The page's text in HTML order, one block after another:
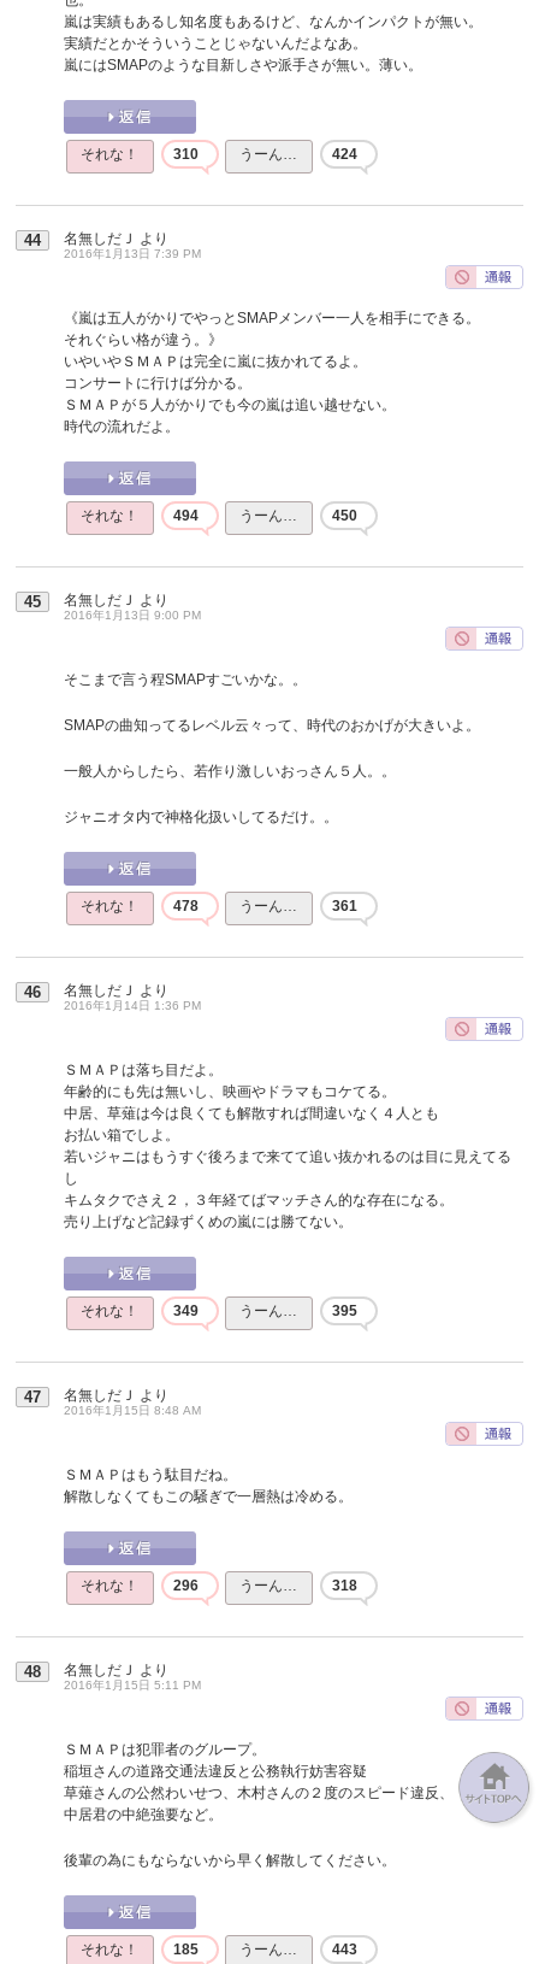
嵐は実績もあるし知名度もあるけど、なんかインパクトが無い。
実績だとかそういうことじゃないんだよなあ。
嵐にはSMAPのような目新しさや派手さが無い。薄い。
それな！ 310 うーん… 424
44 名無しだＪ より
2016年1月13日 7:39 PM
《嵐は五人がかりでやっとSMAPメンバー一人を相手にできる。
それぐらい格が違う。》
いやいやＳＭＡＰは完全に嵐に抜かれてるよ。
コンサートに行けば分かる。
ＳＭＡＰが５人がかりでも今の嵐は追い越せない。
時代の流れだよ。
それな！ 494 うーん… 450
45 名無しだＪ より
2016年1月13日 9:00 PM
そこまで言う程SMAPすごいかな。。
SMAPの曲知ってるレベル云々って、時代のおかげが大きいよ。
一般人からしたら、若作り激しいおっさん５人。。
ジャニオタ内で神格化扱いしてるだけ。。
それな！ 478 うーん… 361
46 名無しだＪ より
2016年1月14日 1:36 PM
ＳＭＡＰは落ち目だよ。
年齢的にも先は無いし、映画やドラマもコケてる。
中居、草薙は今は良くても解散すれば間違いなく４人とも
お払い箱でしよ。
若いジャニはもうすぐ後ろまで来てて追い抜かれるのは目に見えてる
し
キムタクでさえ２，３年経てばマッチさん的な存在になる。
売り上げなど記録ずくめの嵐には勝てない。
それな！ 349 うーん… 395
47 名無しだＪ より
2016年1月15日 8:48 AM
ＳＭＡＰはもう駄目だね。
解散しなくてもこの騒ぎで一層熱は冷める。
それな！ 296 うーん… 318
48 名無しだＪ より
2016年1月15日 5:11 PM
ＳＭＡＰは犯罪者のグループ。
稲垣さんの道路交通法違反と公務執行妨害容疑
草薙さんの公然わいせつ、木村さんの２度のスピード違反、
中居君の中絶強要など。
後輩の為にもならないから早く解散してください。
それな！ 185 うーん… 443